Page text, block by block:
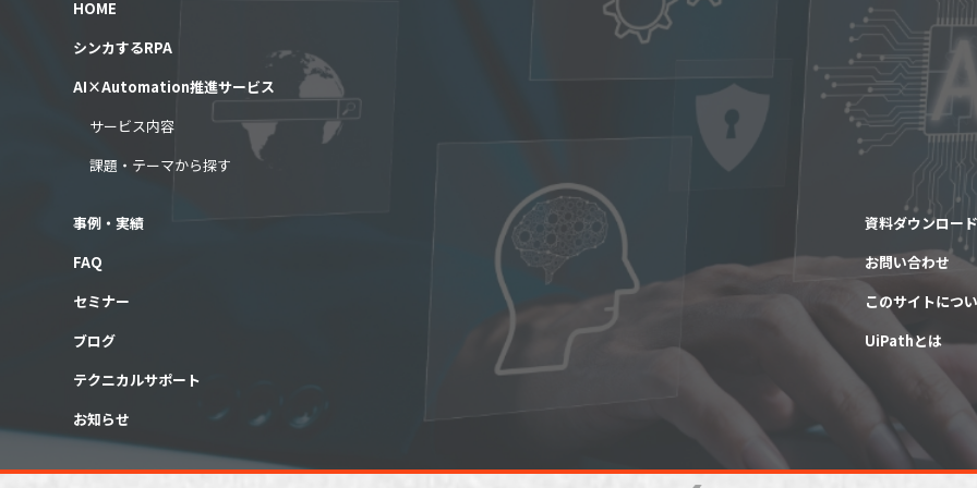
HOME
シンカするRPA
AI×Automation推進サービス
サービス内容
課題・テーマから探す
事例・実績
FAQ
セミナー
ブログ
テクニカルサポート
お知らせ
資料ダウンロード
お問い合わせ
このサイトにつ
UiPathとは